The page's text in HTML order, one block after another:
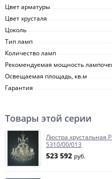
Цвет арматуры
Цвет хрусталя
Цоколь
Тип ламп
Количество ламп
Рекомендуемая мощность
Освещаемая площадь, кв.м
Гарантия
Товары этой серии
Люстра хрустальная
5310/00/013
523 592 руб.